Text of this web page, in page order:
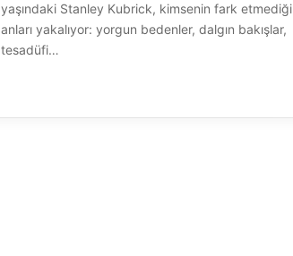
yaşındaki Stanley Kubrick, kimsenin fark etmediği
anları yakalıyor: yorgun bedenler, dalgın bakışlar,
tesadüfi…